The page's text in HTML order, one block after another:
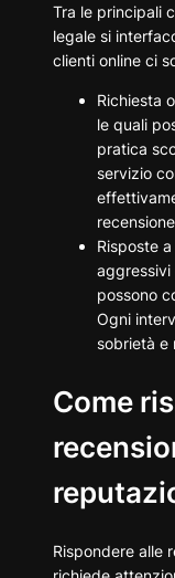
Tra le principali
legale si
clienti online ci
Richiesta
le quali
pratica
servizio
Risposte
aggressivi
possono
Ogni
sobrietà e
Come
Rispondere alle